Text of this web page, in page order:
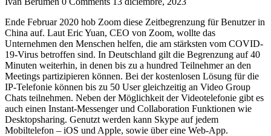
Ende Februar 2020 hob Zoom diese Zeitbegrenzung für Benutzer in
China auf. Laut Eric Yuan, CEO von Zoom, wollte das
Unternehmen den Menschen helfen, die am stärksten vom COVID-
19-Virus betroffen sind. In Deutschland gilt die Begrenzung auf 40
Minuten weiterhin, in denen bis zu a hundred Teilnehmer an den
Meetings partizipieren können. Bei der kostenlosen Lösung für die
IP-Telefonie können bis zu 50 User gleichzeitig an Video Group
Chats teilnehmen. Neben der Möglichkeit der Videotelefonie gibt es
auch einen Instant-Messenger und Collaboration Funktionen wie
Desktopsharing. Genutzt werden kann Skype auf jedem
Mobiltelefon – iOS und Apple, sowie über eine Web-App.